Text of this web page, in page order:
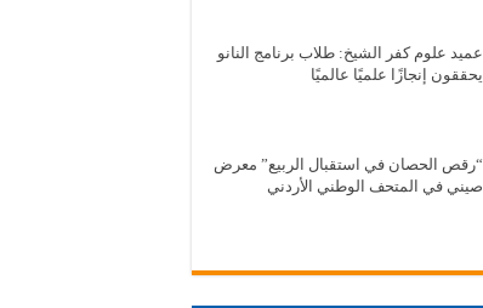
عميد علوم كفر الشيخ: طلاب برنامج النانو
يحققون إنجازًا علميًا عالميًا
“رقص الحصان في استقبال الربيع” معرض
صيني في المتحف الوطني الأردني